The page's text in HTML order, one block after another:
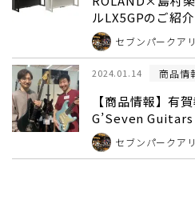
ルLX5GPのご紹介
セブンパークア
2024.01.14 商品情
【商品情報】有
G’Seven
セブンパークア